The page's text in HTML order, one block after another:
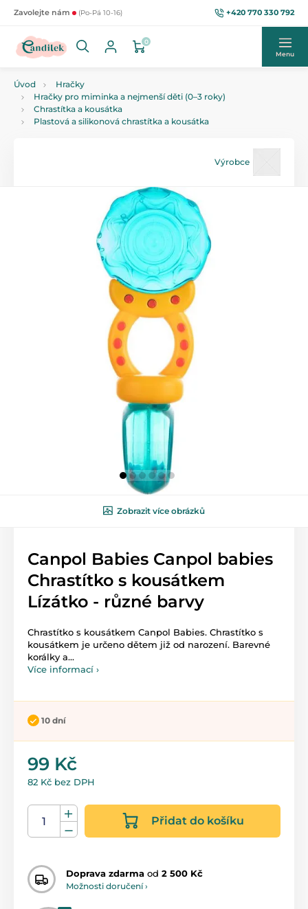
Zavolejte nám (Po-Pá 10-16) +420 770 330 792
0
Menu
Úvod
Hračky
Hračky pro miminka a nejmenší děti (0–3 roky)
Chrastítka a kousátka
Plastová a silikonová chrastítka a kousátka
Výrobce
Zobrazit více obrázků
Canpol Babies Canpol babies
Chrastítko s kousátkem
Lízátko - různé barvy
Chrastítko s kousátkem Canpol Babies. Chrastítko s
kousátkem je určeno dětem již od narození. Barevné
korálky a...
Více informací ›
10 dní
99 Kč
82 Kč bez DPH
Přidat do košíku
Doprava zdarma od 2 500 Kč
Možnosti doručení ›